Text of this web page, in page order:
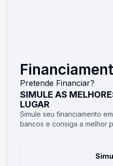
Pretende Financiar?
SIMULE AS
LUGAR
Simule seu financiamento
bancos e consiga a melhor